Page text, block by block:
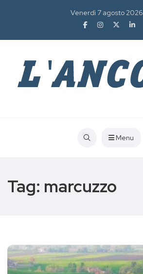
Venerdì 7 agosto 2026
Menu
Tag: marcuzzo